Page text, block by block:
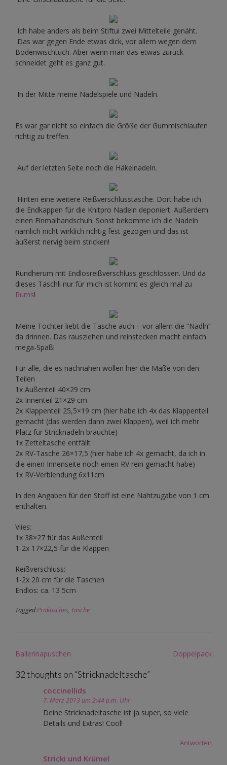
Ich habe anders als beim Stiftui zwei Mittelteile genäht.
Das war gegen Ende etwas dick, vor allem wegen dem
Bodenwischtuch. Aber wenn man das etwas zurück
schneidet geht es ganz gut.
In der Mitte meine Nadelspiele und Nadeln.
Es war gar nicht so einfach die Größe der Gummischlaufen
richtig zu treffen.
Auf der letzten Seite noch die Häkelnadeln.
Hinten eine weitere Reißverschlusstasche. Dort habe ich
die Endkappen für die Knitpro Nadeln deponiert. Außerdem
einen Einmalhandschuh. Sonst bekomme ich die Nadeln
nämlich nicht wirklich richtig fest gezogen und das ist
äußerst nervig beim stricken!
Rundherum mit Endlosreißverschluss geschlossen. Und da
dieses Täschli nur für mich ist kommt es gleich mal zu
Rums!
Meine Tochter liebt die Tasche auch – vor allem die “Nadln”
da drinnen. Das rausziehen und reinstecken macht einfach
mega-Spaß!
Für alle, die es nachnähen wollen hier die Maße von den
Teilen
1x Außenteil 40×29 cm
2x Innenteil 21×29 cm
2x Klappenteil 25,5×19 cm (hier habe ich 4x das Klappenteil
gemacht (das werden dann zwei Klappen), weil ich mehr
Platz für Stricknadeln brauchte)
1x Zetteltasche entfällt
2x RV-Tasche 26×17,5 (hier habe ich 4x gemacht, da ich in
die einen Innenseite noch einen RV rein gemacht habe)
1x RV-Verblendung 6x11cm
In den Angaben für den Stoff ist eine Nahtzugabe von 1 cm
enthalten.
Vlies:
1x 38×27 für das Außenteil
1-2x 17×22,5 für die Klappen
Reißverschluss:
1-2x 20 cm für die Taschen
Endlos: ca. 13 5cm
TaggedPraktisches, Tasche
Post
Ballerinapuschen Doppelpack
32 thoughts on “Stricknadeltasche”
coccinellids
7. März 2013 um 2:44 p.m. Uhr
Deine Stricknadeltasche ist ja super, so viele
Details und Extras! Cool!
Antworten
Stricki und Krümel